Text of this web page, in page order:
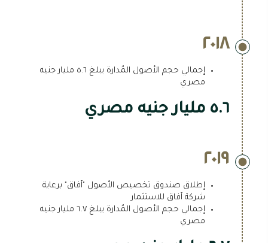
٢٠١٨
إجمالي حجم الأصول المُدارة يبلغ ٥.٦ مليار جنيه
مصري
٥.٦ مليار جنيه مصري
٢٠١٩
إطلاق صندوق تخصيص الأصول "آفاق" برعاية
شركة آفاق للاستثمار
إجمالي حجم الأصول المُدارة يبلغ ٦.٧ مليار جنيه
مصري